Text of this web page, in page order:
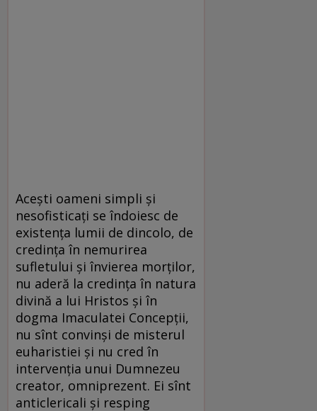
Acești oameni simpli și
nesofisticați se îndoiesc de
existența lumii de dincolo, de
credința în nemurirea
sufletului și învierea morților,
nu aderă la credința în natura
divină a lui Hristos și în
dogma Imaculatei Concepții,
nu sînt convinși de misterul
euharistiei și nu cred în
intervenția unui Dumnezeu
creator, omniprezent. Ei sînt
anticlericali și resping